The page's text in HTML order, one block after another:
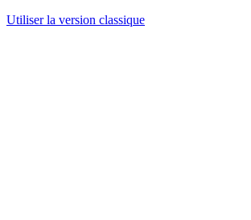
Utiliser la version classique